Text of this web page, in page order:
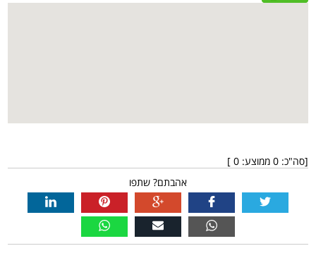
[סה"כ: 0 ממוצע: 0
]
אהבתם? שתפו